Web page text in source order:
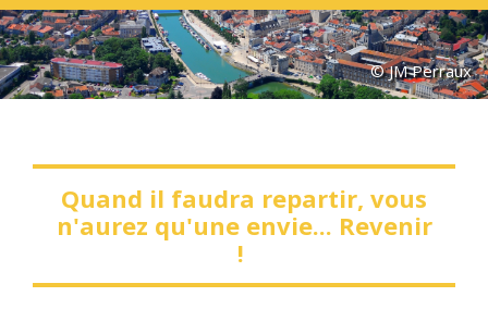
CITADELLE
BILLETTERIE
© JM Perraux
Quand il faudra repartir, vous
n'aurez qu'une envie... Revenir
!